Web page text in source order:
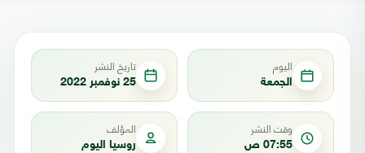
اليوم
الجمعة
تاريخ النشر
25 نوفمبر 2022
وقت النشر
07:55 ص
المؤلف
روسيا اليوم